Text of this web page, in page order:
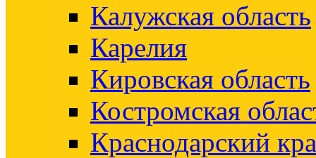
Калужская область
Карелия
Кировская область
Костромская
Краснодарский